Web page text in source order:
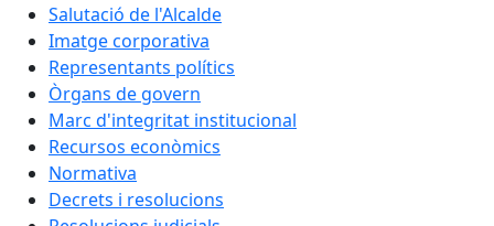
Salutació de l'Alcalde
Imatge corporativa
Representants polítics
Òrgans de govern
Marc d'integritat institucional
Recursos econòmics
Normativa
Decrets i resolucions